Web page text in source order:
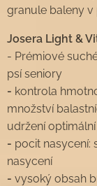
granule baleny v
Josera Light &
- Prémiové
psí seniory
- kontrola
množství
udržení
- pocit nasycení:
nasycení
- vysoký obsah